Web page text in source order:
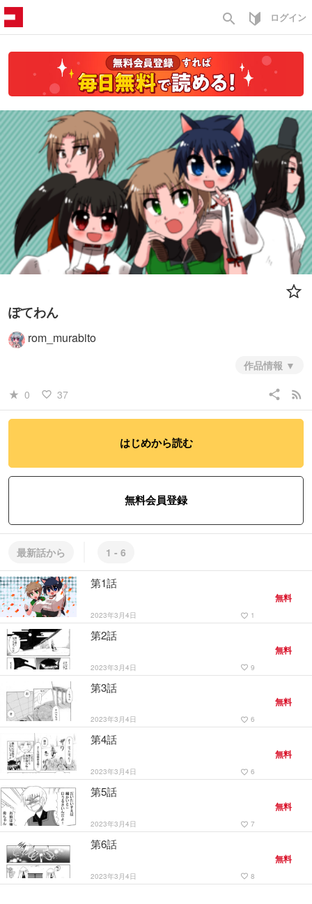
search ログイン
ぽてわん
rom_murabito
作品情報
star_rate 0 favorite_border 37 share rss_feed
はじめから読む
無料会員登録
最新話から 1 - 6
第1話
2023年3月4日 favorite_border 1
無料
第2話
2023年3月4日 favorite_border 9
無料
第3話
2023年3月4日 favorite_border 6
無料
第4話
2023年3月4日 favorite_border 6
無料
第5話
2023年3月4日 favorite_border 7
無料
第6話
2023年3月4日 favorite_border 8
無料